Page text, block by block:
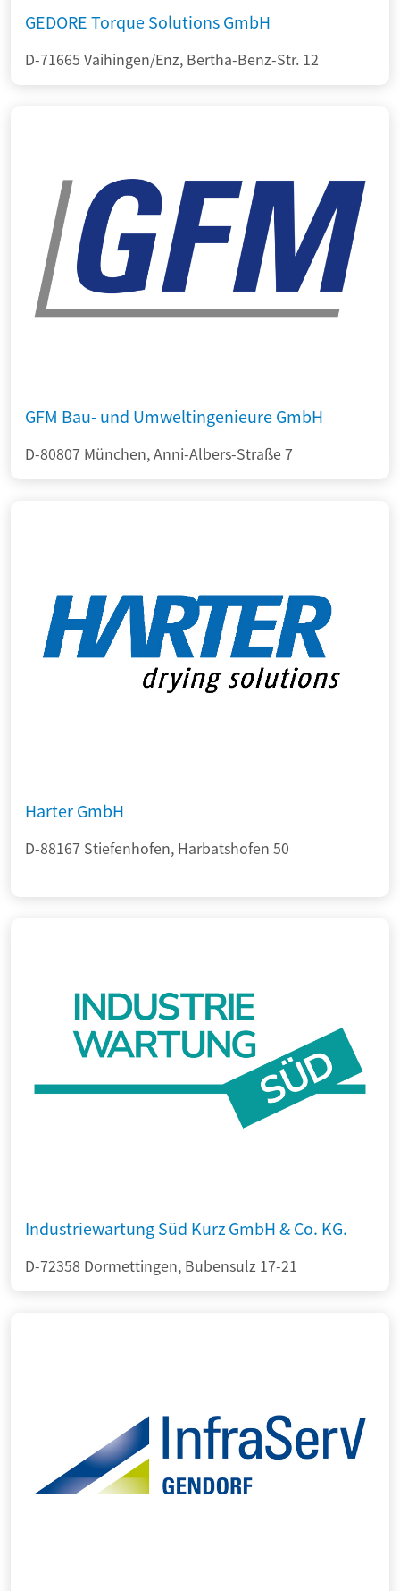
GEDORE Torque Solutions GmbH
D-71665 Vaihingen/Enz, Bertha-Benz-Str. 12
GFM Bau- und Umweltingenieure GmbH
D-80807 München, Anni-Albers-Straße 7
Harter GmbH
D-88167 Stiefenhofen, Harbatshofen 50
Industriewartung Süd Kurz GmbH & Co. KG.
D-72358 Dormettingen, Bubensulz 17-21